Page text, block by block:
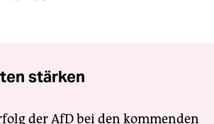
stärken
der AfD bei den kommenden